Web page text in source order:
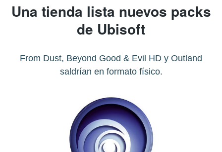
Una tienda lista nuevos packs
de Ubisoft
From Dust, Beyond Good & Evil HD y Outland
saldrían en formato físico.